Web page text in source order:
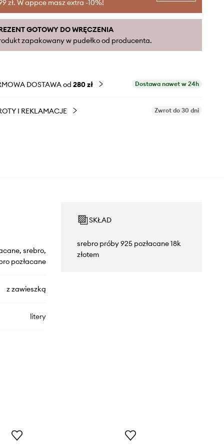
zł. W appce masz extra -10%!
GOTOWY DO WRĘCZENIA
zapakowany w pudełko od producenta.
DOSTAWA od 280 zł Dostawa nawet w 24h
I REKLAMACJE Zwrot do 30 dni
srebro,
pozłacane
z zawieszką
litery
Letters
SKŁAD
srebro próby 925 pozłacane 18k
złotem